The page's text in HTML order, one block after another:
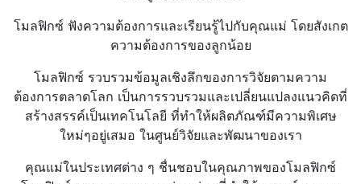
โมลฟิกซ์ ฟังความต้องการและเรียนรู้ไปกับคุณแม่ โดยสังเกต
ความต้องการของลูกน้อย
โมลฟิกซ์ รวบรวมข้อมูลเชิงลึกของการวิจัยตามความ
ต้องการตลาดโลก เป็นการรวบรวมและเปลี่ยนแปลงแนวคิดที่
สร้างสรรค์เป็นเทคโนโลยี ที่ทำให้ผลิตภัณฑ์มีความพิเศษ
ใหม่ๆอยู่เสมอ ในศูนย์วิจัยและพัฒนาของเรา
คุณแม่ในประเทศต่าง ๆ ชื่นชอบในคุณภาพของโมลฟิกซ์